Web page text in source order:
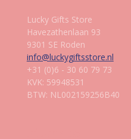
Lucky Gifts Store
Havezathenlaan 93
9301 SE Roden
info@luckygiftsstore.nl
+31 (0)6 - 30 60 79 73
KVK: 59948531
BTW: NL002159256B40